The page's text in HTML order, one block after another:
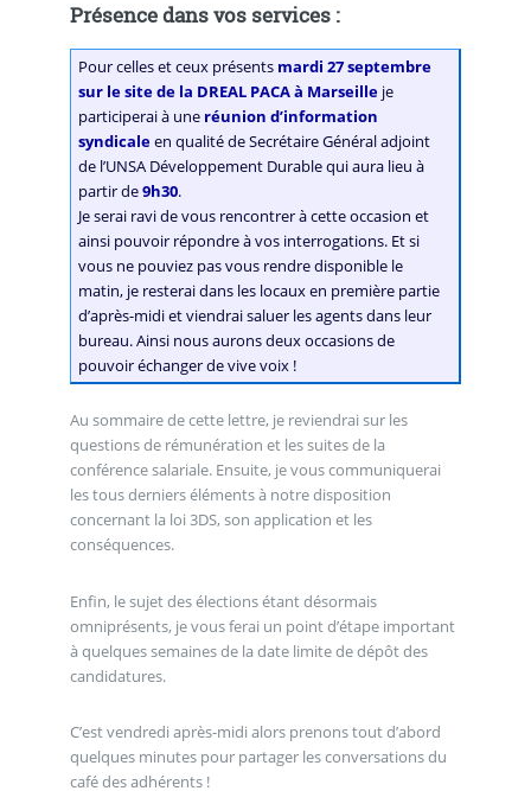
Présence dans vos services :
Pour celles et ceux présents mardi 27 septembre
sur le site de la DREAL PACA à Marseille je
participerai à une réunion d’information
syndicaleen qualité de Secrétaire Général adjoint
de l’UNSA Développement Durable qui aura lieu à
partir de9h30.
Je serai ravi de vous rencontrer à cette occasion et
ainsi pouvoir répondre à vos interrogations. Et si
vous ne pouviez pas vous rendre disponible le
matin, je resterai dans les locaux en première partie
d’après-midi et viendrai saluer les agents dans leur
bureau. Ainsi nous aurons deux occasions de
pouvoir échanger de vive voix !
Au sommaire de cette lettre, je reviendrai sur les
questions de rémunération et les suites de la
conférence salariale. Ensuite, je vous communiquerai
les tous derniers éléments à notre disposition
concernant la loi 3DS, son application et les
conséquences.
Enfin, le sujet des élections étant désormais
omniprésents, je vous ferai un point d’étape important
à quelques semaines de la date limite de dépôt des
candidatures.
C’est vendredi après-midi alors prenons tout d’abord
quelques minutes pour partager les conversations du
café des adhérents !